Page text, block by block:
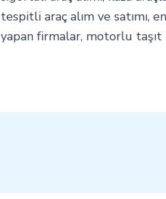
tespitli araç alım ve satımı,
yapan firmalar, motorlu taşıt